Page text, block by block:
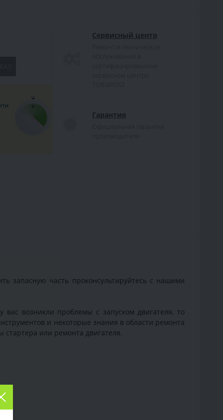
Сервисный центр
Гарантия
запасную часть проконсультируйтесь с нашими
вас возникли проблемы с запуском двигателя, то
и некоторые знания в области ремонта
или ремонта двигателя.